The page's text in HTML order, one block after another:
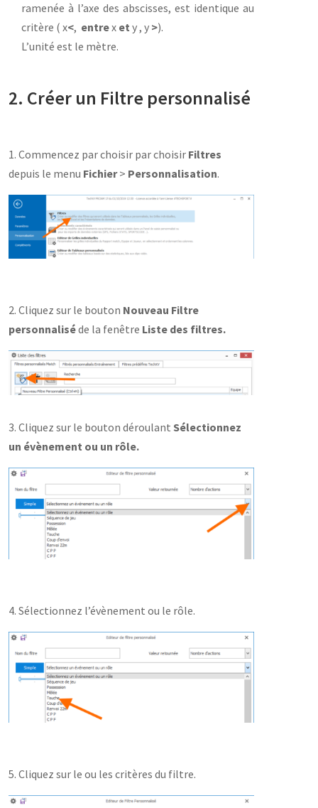
ramenée à l’axe des abscisses, est identique au
critère ( x<, entrex et y , y >).
L’unité est le mètre.
2. Créer un Filtre personnalisé
1. Commencez par choisir par choisir Filtres
depuis le menu Fichier> Personnalisation.
2. Cliquez sur le bouton Nouveau Filtre
personnaliséde la fenêtre Liste des filtres.
3. Cliquez sur le bouton déroulant Sélectionnez
un évènement ou un rôle.
4. Sélectionnez l’évènement ou le rôle.
5. Cliquez sur le ou les critères du filtre.